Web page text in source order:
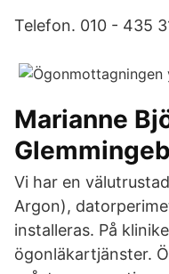
Telefon. 010 - 435
Marianne
Vi har en
Argon),
installeras. På
ögonläkartjänster.